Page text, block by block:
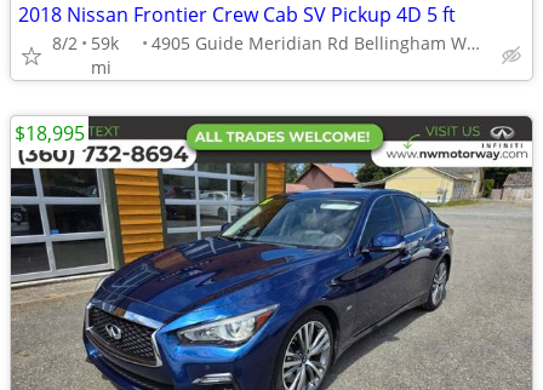
2018 Nissan Frontier Crew Cab SV Pickup 4D 5 ft
8/2
59k
mi
4905 Guide Meridian Rd Bellingham WA 98226
$18,995